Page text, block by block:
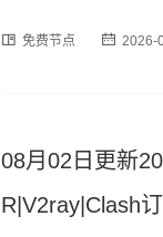
为订阅格式，用户可通
免费节点 2026-
08月02日更新
R|V2ray|Clash